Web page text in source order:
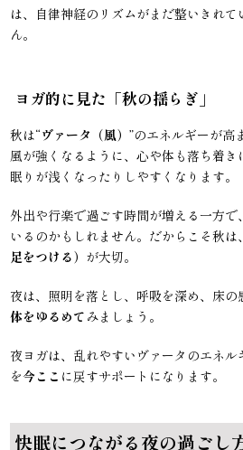
は、自律神経のリズムがまだ整いきれ
ん。
ヨガ的に見た「秋の揺らぎ」
秋は“ヴァータ（風）”のエネルギーが高
風が強くなるように、心や体も落ち着き
眠りが浅くなったりしやすくなります。
外出や行楽で過ごす時間が増える一方で
いるのかもしれません。だからこそ秋は、
足をつける） が大切。
夜は、照明を落とし、呼吸を深め、床の
体をゆるめて みましょう。
夜ヨガは、乱れやすいヴァータのエネ
を今ここ に戻すサポートになります。
快眠につながる夜の過ごし